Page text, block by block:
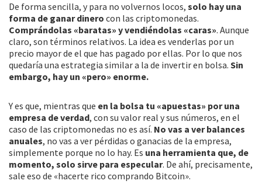
De forma sencilla, y para no volvernos locos, solo hay una
forma de ganar dinero con las criptomonedas.
Comprándolas «baratas» y vendiéndolas «caras». Aunque
claro, son términos relativos. La idea es venderlas por un
precio mayor de el que has pagado por ellas. Por lo que nos
quedaría una estrategia similar a la de invertir en bolsa. Sin
embargo, hay un «pero» enorme.
Y es que, mientras que en la bolsa tu «apuestas» por una
empresa de verdad, con su valor real y sus números, en el
caso de las criptomonedas no es así. No vas a ver balances
anuales, no vas a ver pérdidas o ganacias de la empresa,
simplemente porque no lo hay. Es una herramienta que, de
momento, solo sirve para especular. De ahí, precisamente,
sale eso de «hacerte rico comprando Bitcoin».